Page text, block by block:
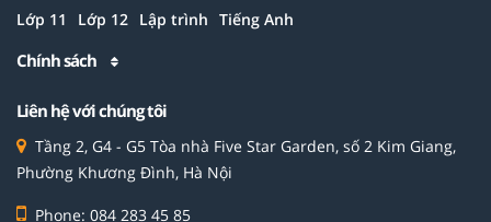
Lớp 11 Lớp 12 Lập trình Tiếng Anh
Chính sách
Liên hệ với chúng tôi
Tầng 2, G4 - G5 Tòa nhà Five Star Garden, số 2 Kim Giang,
Phường Khương Đình, Hà Nội
Phone: 084 283 45 85